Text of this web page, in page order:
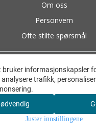
Om oss
Personvern
Ofte stilte spørsmål
Meld meg på
bruker informasjonskapsler
trafikk,
Juster innstillingene